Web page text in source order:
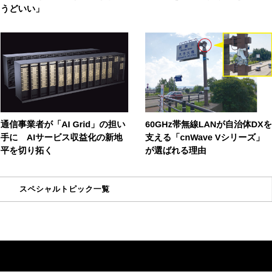
うどいい」
通信事業者が「AI Grid」の担い
手に AIサービス収益化の新地
平を切り拓く
60GHz帯無線LANが自治体DXを
支える「cnWave Vシリーズ」
が選ばれる理由
スペシャルトピック一覧